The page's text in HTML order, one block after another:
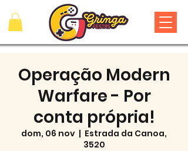
Operação Modern
Warfare - Por
conta própria!
dom, 06 nov
  |
Estrada da Canoa,
3520